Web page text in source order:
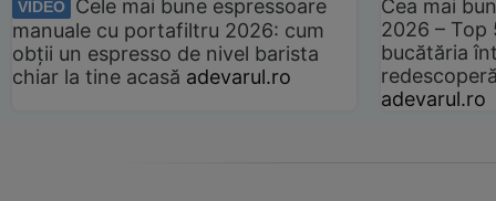
VIDEO
Cele mai bune espressoare
manuale cu portafiltru 2026: cum
obții un espresso de nivel barista
chiar la tine acasă adevarul.ro
Cea mai
2026 –
bucătăria
adevarul.ro